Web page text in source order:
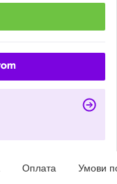
Оплата Умови